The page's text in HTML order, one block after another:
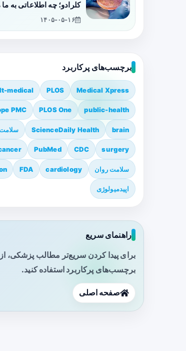
کلرادو؛ چه اطلاعاتی به
۱۴۰۵-۰۵-۱۶
برچسب‌های پرکاربرد
Medical Xpress
PLOS
medical
public-health
PLOS One
PMC
brain
ScienceDaily Health
surgery
CDC
PubMed
سلامت روان cardiology
FDA
اپیدمیولوژی
راهنمای سریع
برای پیدا کردن سریع‌تر مطالب پزشکی،
برچسب‌های پرکاربرد استفاده کنید.
صفحه اصلی